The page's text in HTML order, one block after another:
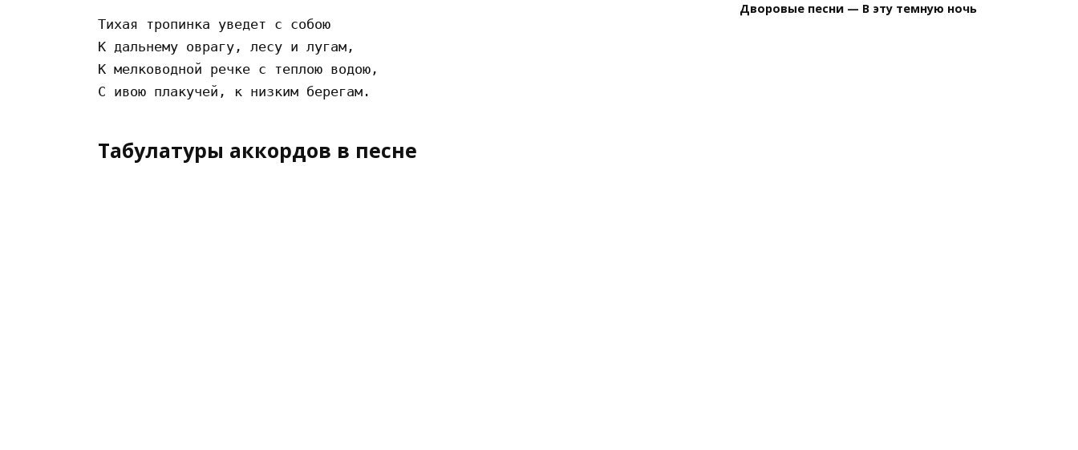
Тихая тропинка уведет с собою
К дальнему оврагу, лесу и лугам,
К мелководной речке с теплою водою,
Табулатуры аккордов в песне
Дворовые песни — В эту темную ночь